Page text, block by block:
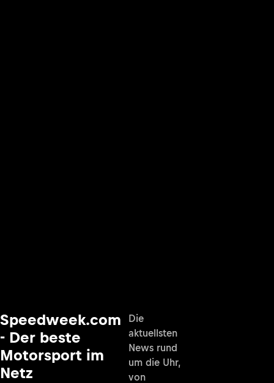
Speedweek.com
- Der beste
Motorsport im
Netz
Die
aktuellsten
News rund
um die Uhr,
von